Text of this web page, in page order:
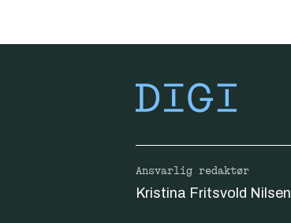
Ansvarlig redaktør
Kristina Fritsvold Nilsen